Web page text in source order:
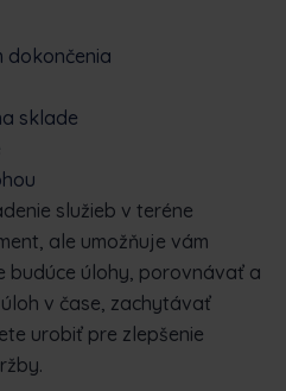
dokončenia
sklade
služieb v teréne
ale umožňuje vám
budúce úlohy, porovnávať a
v čase, zachytávať
urobiť pre zlepšenie